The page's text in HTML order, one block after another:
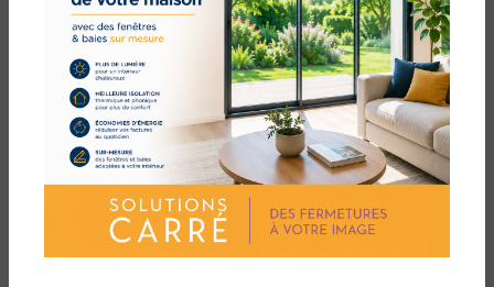
En conclusion, si vous êtes à la recherche d'une
porte de garage exceptionnelle pour votre
maison à Leucate, faites confiance à Solutions
Carré. Notre engagement envers la qualité, le
design et la satisfaction du client garantit que
vous obtiendrez la porte de garage parfaite qui
répond à tous vos besoins. Contactez-nous dès
aujourd'hui pour en savoir plus sur nos produits
et services de menuiserie de premier ordre.